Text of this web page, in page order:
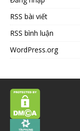
RSS bài viết
RSS bình luận
WordPress.org